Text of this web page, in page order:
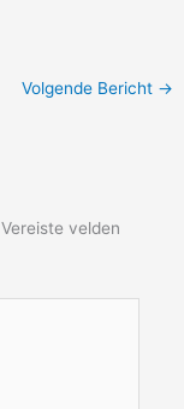
Volgende Bericht →
Vereiste velden